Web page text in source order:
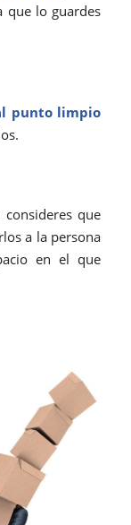
que lo guardes
punto limpio
que
a la persona
en el que